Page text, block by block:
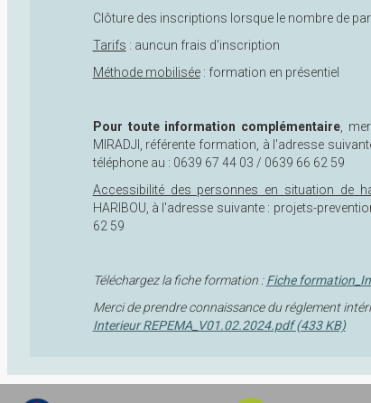
Clôture des inscriptions lorsque le nombre de
Tarifs : auncun frais d'inscription
Méthode mobilisée: formation en présentiel
Pour toute information complémentaire ,
MIRADJI, référente formation, à l'adresse
téléphone au : 0639 67 44 03 / 0639 66 62 59
Accessibilité des personnes en situation de
HARIBOU, à l'adresse suivante : projets-
62 59
Téléchargez la fiche formation :Fiche
Merci de prendre connaissance du réglement
Interieur REPEMA_V01.02.2024.pdf (433 KB)